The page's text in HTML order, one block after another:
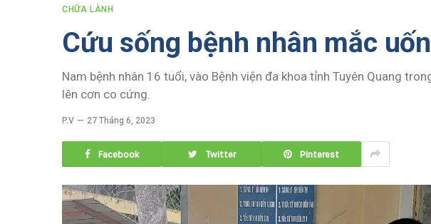
CHỮA LÀNH
Cứu sống bệnh nhân mắc
Nam bệnh nhân 16 tuổi, vào Bệnh viện đa khoa tỉnh Tuyên Quang
lên cơn co cứng.
P.V 27 Tháng 6, 2023
Facebook Twitter Pinterest